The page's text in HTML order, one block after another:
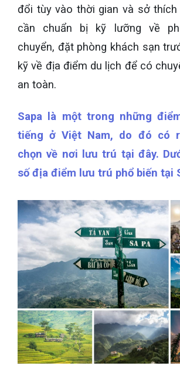
đổi tùy vào thời gian và sở thích
cần chuẩn bị kỹ lưỡng về
chuyển, đặt phòng khách sạn
kỹ về địa điểm du lịch để có
an toàn.
Sapa là một trong những
tiếng ở Việt Nam, do đó có
chọn về nơi lưu trú tại đây.
số địa điểm lưu trú phổ biến tại